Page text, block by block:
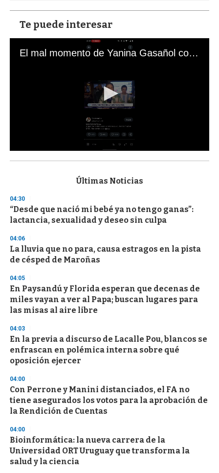
Te puede interesar
El mal momento de Yanina Gasañol con un hincha argentino en "Subrayado"
s
d
s
o
f
3
s
e
c
n
d
Últimas Noticias
04:30
“Desde que nació mi bebé ya no tengo ganas”:
lactancia, sexualidad y deseo sin culpa
04:06
La lluvia que no para, causa estragos en la pista
de césped de Maroñas
04:05
En Paysandú y Florida esperan que decenas de
miles vayan a ver al Papa; buscan lugares para
las misas al aire libre
04:03
En la previa a discurso de Lacalle Pou, blancos se
enfrascan en polémica interna sobre qué
oposición ejercer
04:00
Con Perrone y Manini distanciados, el FA no
tiene asegurados los votos para la aprobación de
la Rendición de Cuentas
04:00
Bioinformática: la nueva carrera de la
Universidad ORT Uruguay que transforma la
salud y la ciencia